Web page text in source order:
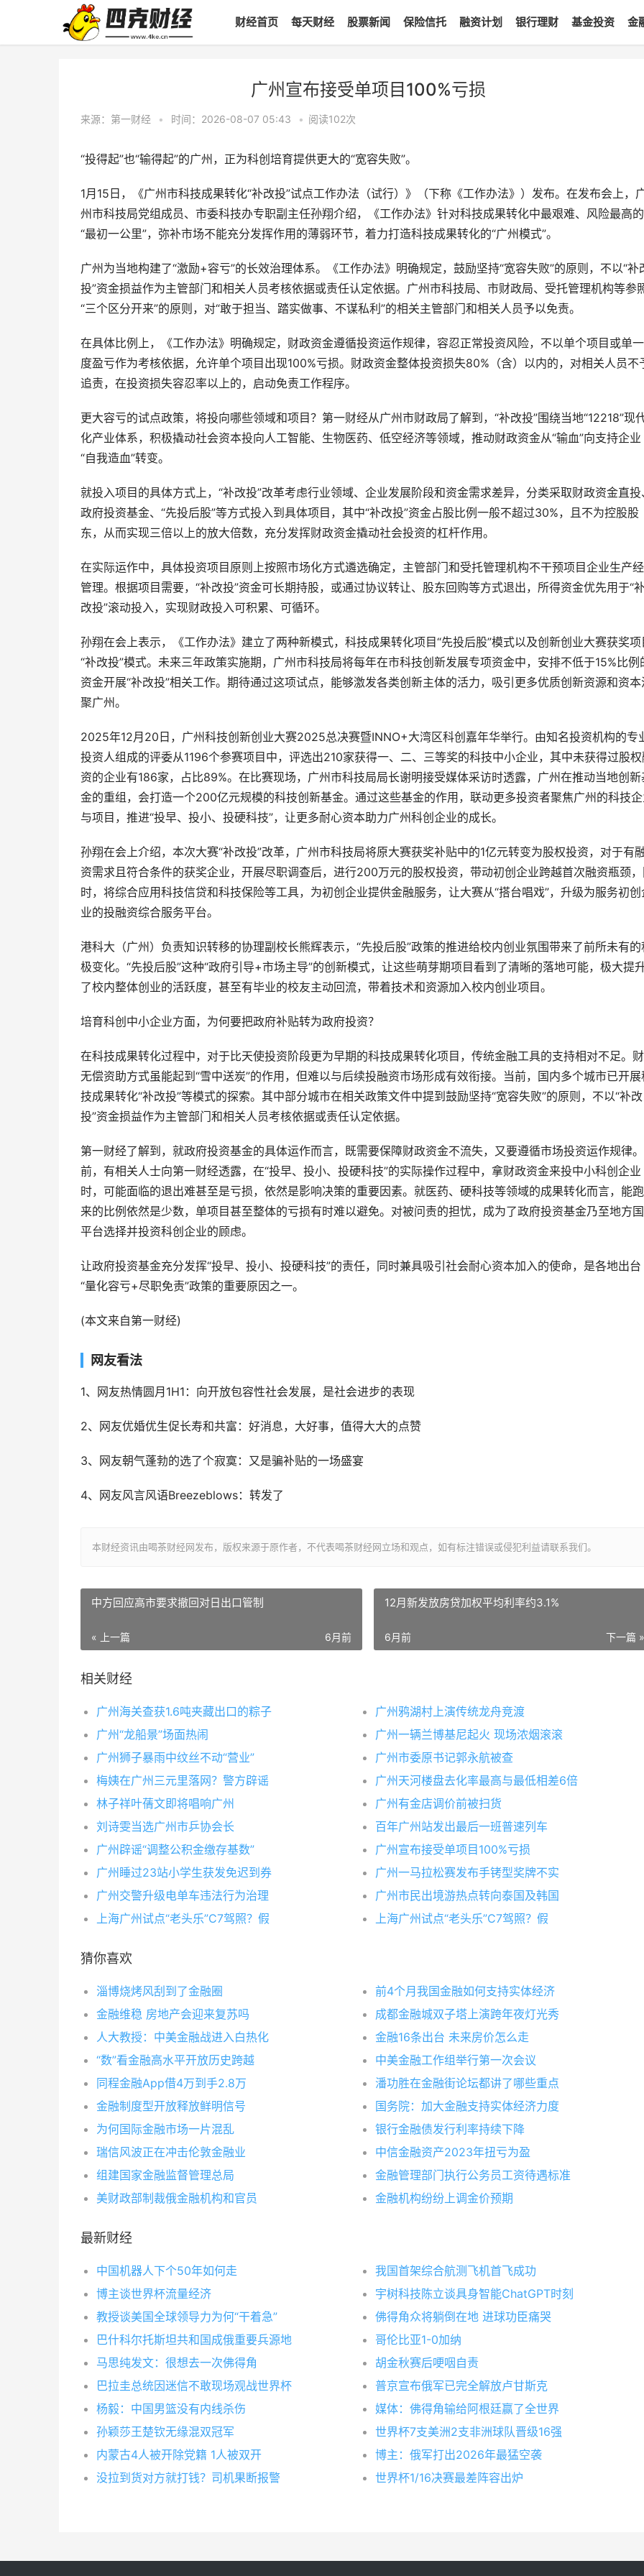
财经首页 每天财经 股票新闻 保险信托 融资计划 银行理财 基金投资 金
广州宣布接受单项目100%亏损
来源：第一财经 • 时间：2026-08-07 05:43 • 阅读102次
“投得起”也“输得起”的广州，正为科创培育提供更大的“宽容失败”。
1月15日，《广州市科技成果转化“补改投”试点工作办法（试行）》（下称《工作办法》）发布。在发布会上，
州市科技局党组成员、市委科技办专职副主任孙翔介绍，《工作办法》针对科技成果转化中最艰难、风险最高的
“最初一公里”，弥补市场不能充分发挥作用的薄弱环节，着力打造科技成果转化的“广州模式”。
广州为当地构建了“激励+容亏”的长效治理体系。《工作办法》明确规定，鼓励坚持“宽容失败”的原则，不以“补
投”资金损益作为主管部门和相关人员考核依据或责任认定依据。广州市科技局、市财政局、受托管理机构等参
“三个区分开来”的原则，对“敢于担当、踏实做事、不谋私利”的相关主管部门和相关人员予以免责。
在具体比例上，《工作办法》明确规定，财政资金遵循投资运作规律，容忍正常投资风险，不以单个项目或单
度盈亏作为考核依据，允许单个项目出现100%亏损。财政资金整体投资损失80%（含）以内的，对相关人员不
追责，在投资损失容忍率以上的，启动免责工作程序。
更大容亏的试点政策，将投向哪些领域和项目？第一财经从广州市财政局了解到，“补改投”围绕当地“12218”现
化产业体系，积极撬动社会资本投向人工智能、生物医药、低空经济等领域，推动财政资金从“输血”向支持企业
“自我造血”转变。
就投入项目的具体方式上，“补改投”改革考虑行业领域、企业发展阶段和资金需求差异，分类采取财政资金直投
政府投资基金、“先投后股”等方式投入到具体项目，其中“补改投”资金占股比例一般不超过30%，且不为控股股
东，从而实现三倍以上的放大倍数，充分发挥财政资金撬动社会投资的杠杆作用。
在实际运作中，具体投资项目原则上按照市场化方式遴选确定，主管部门和受托管理机构不干预项目企业生产
管理。根据项目需要，“补改投”资金可长期持股，或通过协议转让、股东回购等方式退出，所得资金优先用于“
改投”滚动投入，实现财政投入可积累、可循环。
孙翔在会上表示，《工作办法》建立了两种新模式，科技成果转化项目“先投后股”模式以及创新创业大赛获奖项
“补改投”模式。未来三年政策实施期，广州市科技局将每年在市科技创新发展专项资金中，安排不低于15%比例
资金开展“补改投”相关工作。期待通过这项试点，能够激发各类创新主体的活力，吸引更多优质创新资源和资本
聚广州。
2025年12月20日，广州科技创新创业大赛2025总决赛暨INNO+大湾区科创嘉年华举行。由知名投资机构的专
投资人组成的评委从1196个参赛项目中，评选出210家获得一、二、三等奖的科技中小企业，其中未获得过股
资的企业有186家，占比89%。在比赛现场，广州市科技局局长谢明接受媒体采访时透露，广州在推动当地创新
金的重组，会打造一个200亿元规模的科技创新基金。通过这些基金的作用，联动更多投资者聚焦广州的科技
与项目，推进“投早、投小、投硬科技”，让更多耐心资本助力广州科创企业的成长。
孙翔在会上介绍，本次大赛“补改投”改革，广州市科技局将原大赛获奖补贴中的1亿元转变为股权投资，对于有
资需求且符合条件的获奖企业，开展尽职调查后，进行200万元的股权投资，带动初创企业跨越首次融资瓶颈
时，将综合应用科技信贷和科技保险等工具，为初创企业提供金融服务，让大赛从“搭台唱戏”，升级为服务初创
业的投融资综合服务平台。
港科大（广州）负责知识转移的协理副校长熊辉表示，“先投后股”政策的推进给校内创业氛围带来了前所未有的
极变化。“先投后股”这种“政府引导+市场主导”的创新模式，让这些萌芽期项目看到了清晰的落地可能，极大提
了校内整体创业的活跃度，甚至有毕业的校友主动回流，带着技术和资源加入校内创业项目。
培育科创中小企业方面，为何要把政府补贴转为政府投资？
在科技成果转化过程中，对于比天使投资阶段更为早期的科技成果转化项目，传统金融工具的支持相对不足。
无偿资助方式虽能起到“雪中送炭”的作用，但难以与后续投融资市场形成有效衔接。当前，国内多个城市已开展
技成果转化“补改投”等模式的探索。其中部分城市在相关政策文件中提到鼓励坚持“宽容失败”的原则，不以“补改
投”资金损益作为主管部门和相关人员考核依据或责任认定依据。
第一财经了解到，就政府投资基金的具体运作而言，既需要保障财政资金不流失，又要遵循市场投资运作规律
前，有相关人士向第一财经透露，在“投早、投小、投硬科技”的实际操作过程中，拿财政资金来投中小科创企业
时，可能面临的退出难甚至是亏损，依然是影响决策的重要因素。就医药、硬科技等领域的成果转化而言，能
来的比例依然是少数，单项目甚至整体的亏损有时难以避免。对被问责的担忧，成为了政府投资基金乃至地方
平台选择并投资科创企业的顾虑。
让政府投资基金充分发挥“投早、投小、投硬科技”的责任，同时兼具吸引社会耐心资本加入的使命，是各地出台
“量化容亏+尽职免责”政策的重要原因之一。
(本文来自第一财经)
网友看法
1、网友热情圆月1H1：向开放包容性社会发展，是社会进步的表现
2、网友优婚优生促长寿和共富：好消息，大好事，值得大大的点赞
3、网友朝气蓬勃的选了个寂寞：又是骗补贴的一场盛宴
4、网友风言风语Breezeblows：转发了
本财经资讯由喝茶财经网发布，版权来源于原作者，不代表喝茶财经网立场和观点，如有标注错误或侵犯利益请联系我们。
中方回应高市要求撤回对日出口管制
« 上一篇 6月前
12月新发放房贷加权平均利率约3.1%
下一篇 »
6月前
相关财经
广州海关查获1.6吨夹藏出口的粽子
广州鸦湖村上演传统龙舟竞渡
广州“龙船景”场面热闹
广州一辆兰博基尼起火 现场浓烟滚滚
广州狮子暴雨中纹丝不动“营业”
广州市委原书记郭永航被查
梅姨在广州三元里落网？警方辟谣
广州天河楼盘去化率最高与最低相差6倍
林子祥叶蒨文即将唱响广州
广州有金店调价前被扫货
刘诗雯当选广州市乒协会长
百年广州站发出最后一班普速列车
广州辟谣“调整公积金缴存基数”
广州宣布接受单项目100%亏损
广州睡过23站小学生获发免迟到券
广州一马拉松赛发布手铐型奖牌不实
广州交警升级电单车违法行为治理
广州市民出境游热点转向泰国及韩国
上海广州试点“老头乐”C7驾照？假
上海广州试点“老头乐”C7驾照？假
猜你喜欢
淄博烧烤风刮到了金融圈
前4个月我国金融如何支持实体经济
金融维稳 房地产会迎来复苏吗
成都金融城双子塔上演跨年夜灯光秀
人大教授：中美金融战进入白热化
金融16条出台 未来房价怎么走
“数”看金融高水平开放历史跨越
中美金融工作组举行第一次会议
同程金融App借4万到手2.8万
潘功胜在金融街论坛都讲了哪些重点
金融制度型开放释放鲜明信号
国务院：加大金融支持实体经济力度
为何国际金融市场一片混乱
银行金融债发行利率持续下降
瑞信风波正在冲击伦敦金融业
中信金融资产2023年扭亏为盈
组建国家金融监督管理总局
金融管理部门执行公务员工资待遇标准
美财政部制裁俄金融机构和官员
金融机构纷纷上调金价预期
最新财经
中国机器人下个50年如何走
我国首架综合航测飞机首飞成功
博主谈世界杯流量经济
宇树科技陈立谈具身智能ChatGPT时刻
教授谈美国全球领导力为何“干着急”
佛得角众将躺倒在地 进球功臣痛哭
巴什科尔托斯坦共和国成俄重要兵源地
哥伦比亚1-0加纳
马思纯发文：很想去一次佛得角
胡金秋赛后哽咽自责
巴拉圭总统因迷信不敢现场观战世界杯
普京宣布俄军已完全解放卢甘斯克
杨毅：中国男篮没有内线杀伤
媒体：佛得角输给阿根廷赢了全世界
孙颖莎王楚钦无缘混双冠军
世界杯7支美洲2支非洲球队晋级16强
内蒙古4人被开除党籍 1人被双开
博主：俄军打出2026年最猛空袭
没拉到货对方就打钱？司机果断报警
世界杯1/16决赛最差阵容出炉